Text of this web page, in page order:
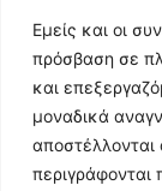
Εμείς και οι
πρόσβαση σε
και
μοναδικά